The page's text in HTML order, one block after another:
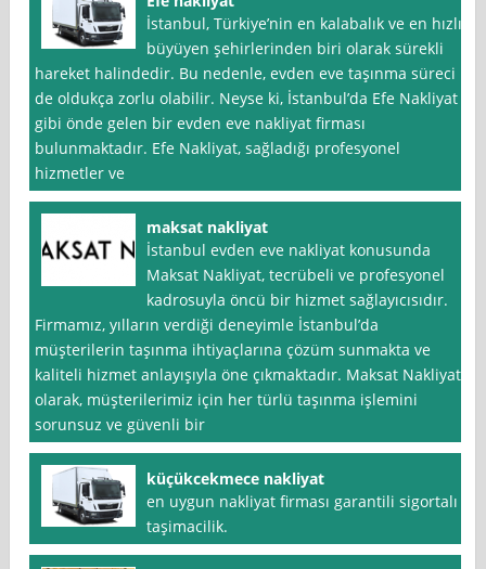
İstanbul, Türkiye’nin en kalabalık ve en hızlı
büyüyen şehirlerinden biri olarak sürekli
hareket halindedir. Bu nedenle, evden eve taşınma süreci
de oldukça zorlu olabilir. Neyse ki, İstanbul’da Efe Nakliyat
gibi önde gelen bir evden eve nakliyat firması
bulunmaktadır. Efe Nakliyat, sağladığı profesyonel
hizmetler ve
maksat nakliyat
İstanbul evden eve nakliyat konusunda
Maksat Nakliyat, tecrübeli ve profesyonel
kadrosuyla öncü bir hizmet sağlayıcısıdır.
Firmamız, yılların verdiği deneyimle İstanbul’da
müşterilerin taşınma ihtiyaçlarına çözüm sunmakta ve
kaliteli hizmet anlayışıyla öne çıkmaktadır. Maksat Nakliyat
olarak, müşterilerimiz için her türlü taşınma işlemini
sorunsuz ve güvenli bir
küçükcekmece nakliyat
en uygun nakliyat firması garantili sigortalı
taşimacilik.